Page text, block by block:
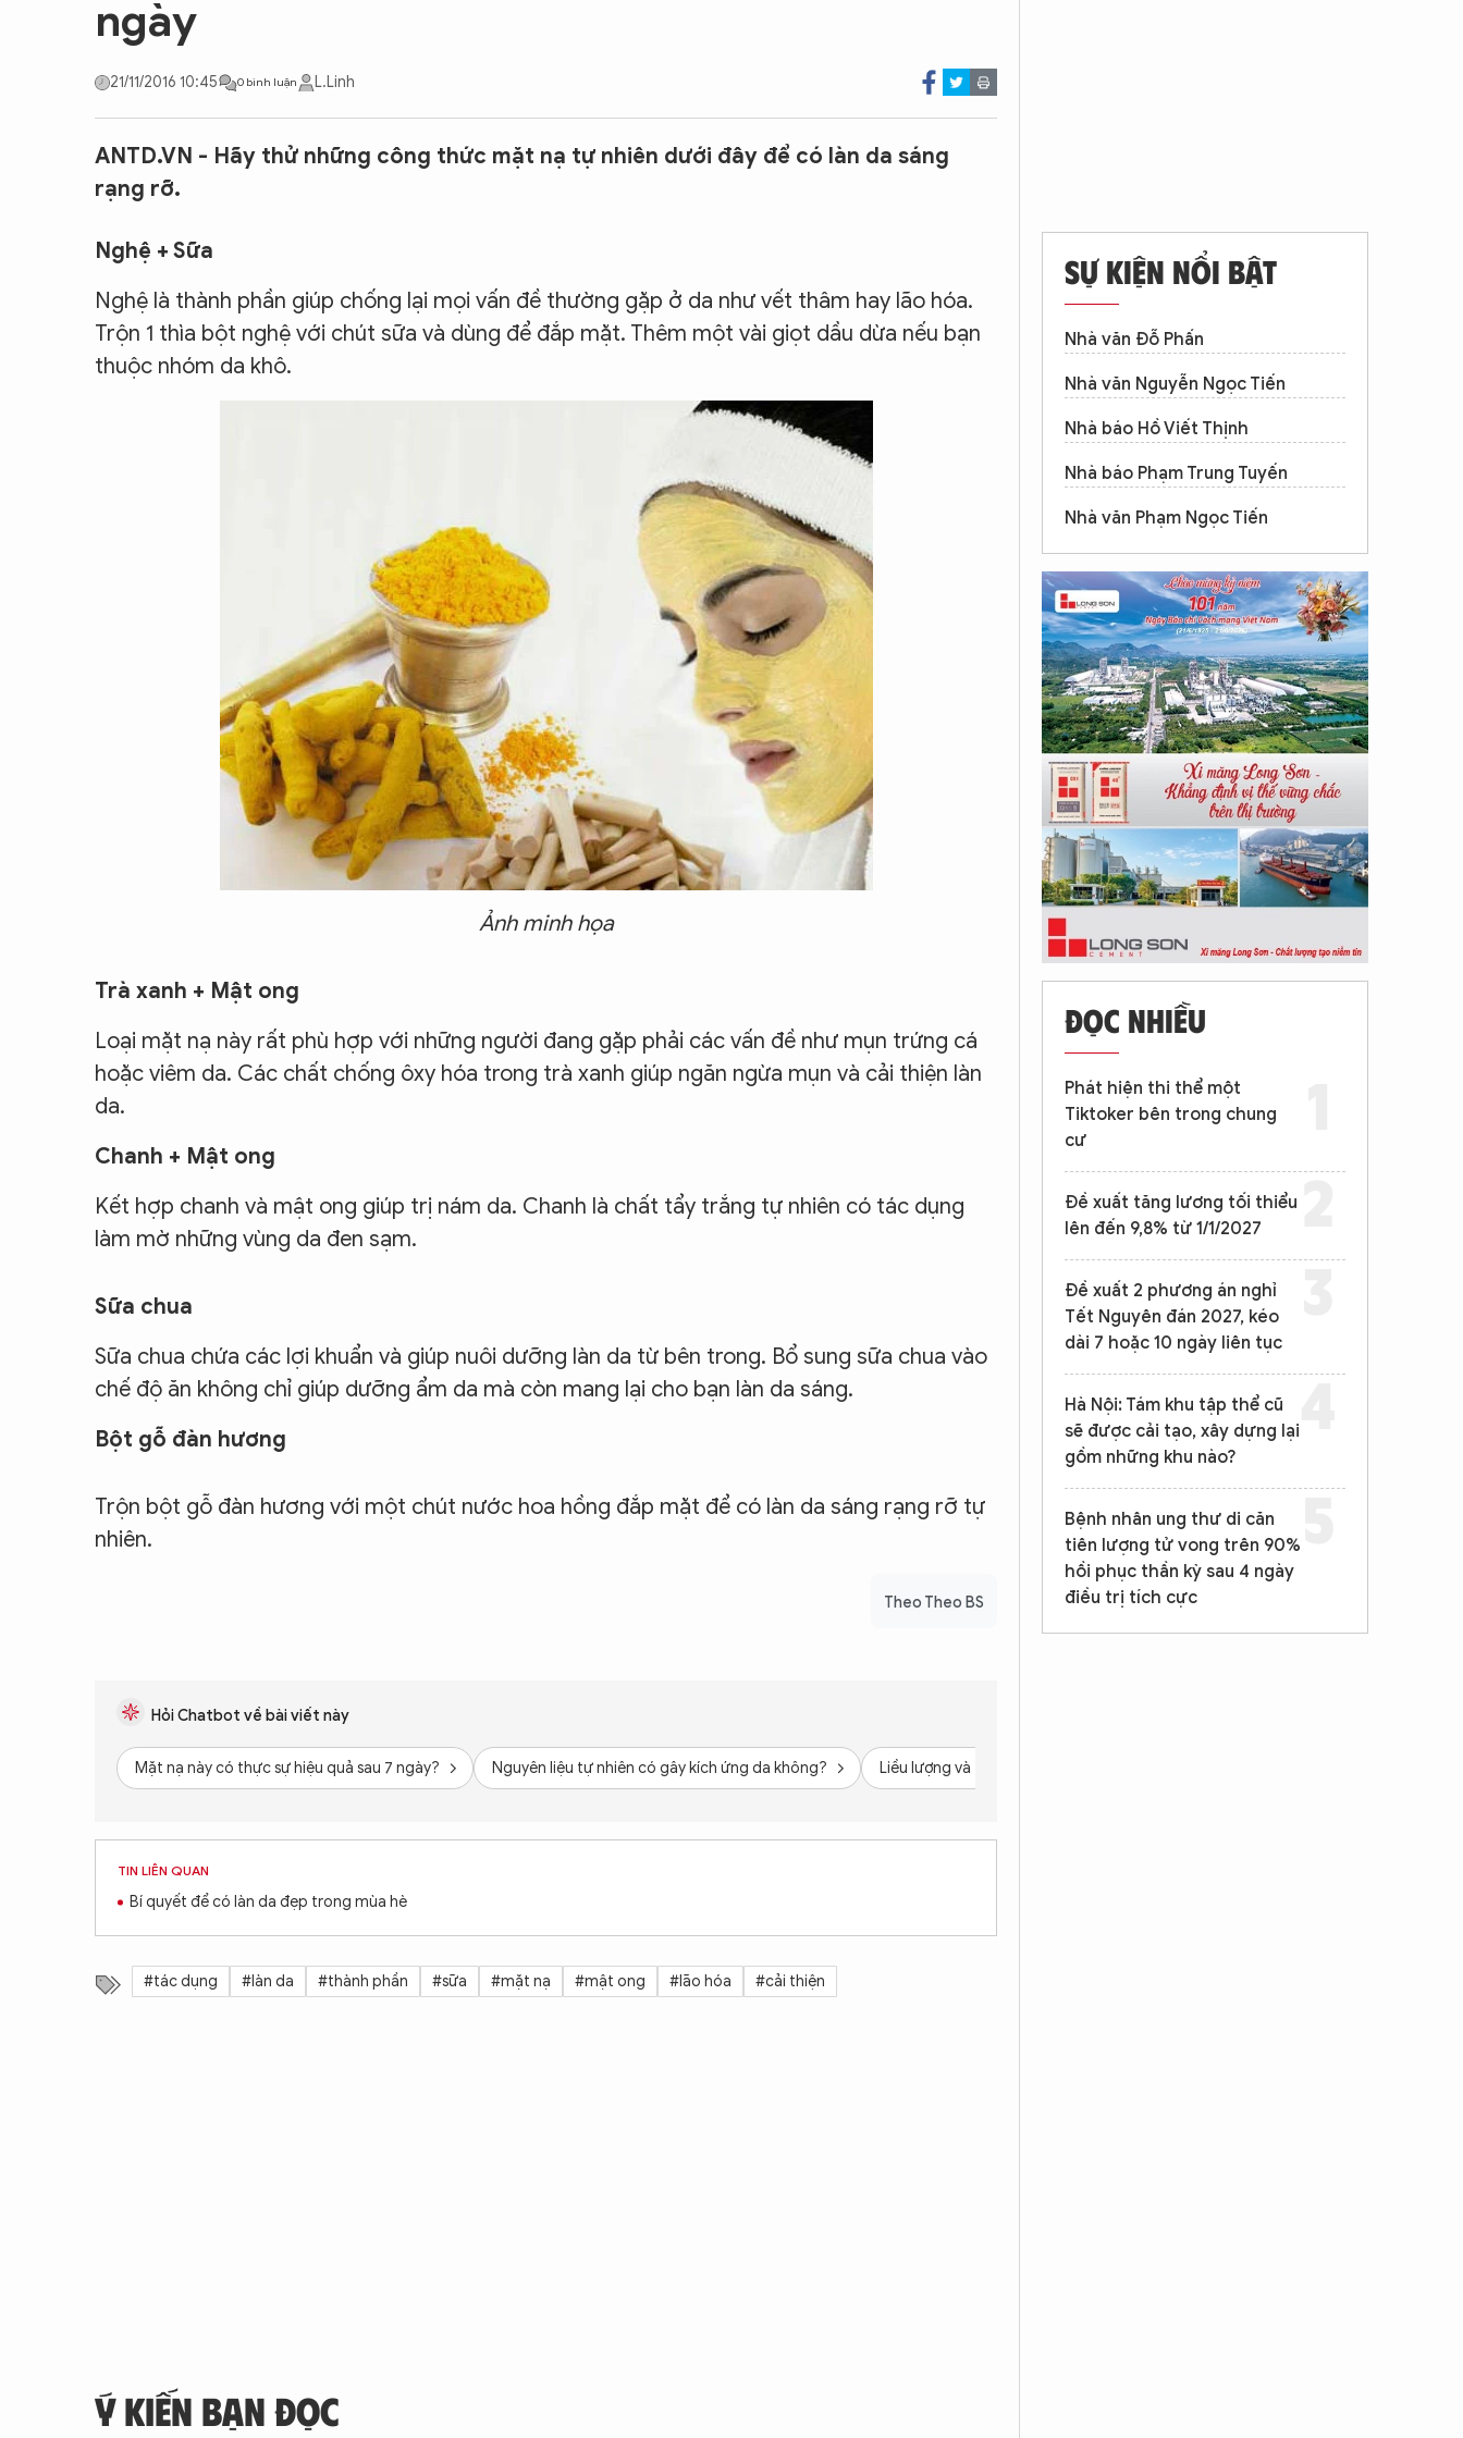
CON ĐƯỜNG KHỞI NGHIỆP
ngày
21/11/2016 10:45 0 bình luận L.Linh
ANTD.VN - Hãy thử những công thức mặt nạ tự nhiên dưới đây để có làn da sáng
rạng rỡ.
Nghệ + Sữa
Nghệ là thành phần giúp chống lại mọi vấn đề thường gặp ở da như vết thâm hay lão hóa.
Trộn 1 thìa bột nghệ với chút sữa và dùng để đắp mặt. Thêm một vài giọt dầu dừa nếu bạn
thuộc nhóm da khô.
Ảnh minh họa
Trà xanh + Mật ong
Loại mặt nạ này rất phù hợp với những người đang gặp phải các vấn đề như mụn trứng cá
hoặc viêm da. Các chất chống ôxy hóa trong trà xanh giúp ngăn ngừa mụn và cải thiện làn
da.
Chanh + Mật ong
Kết hợp chanh và mật ong giúp trị nám da. Chanh là chất tẩy trắng tự nhiên có tác dụng
làm mờ những vùng da đen sạm.
Sữa chua
Sữa chua chứa các lợi khuẩn và giúp nuôi dưỡng làn da từ bên trong. Bổ sung sữa chua vào
chế độ ăn không chỉ giúp dưỡng ẩm da mà còn mang lại cho bạn làn da sáng.
Bột gỗ đàn hương
Trộn bột gỗ đàn hương với một chút nước hoa hồng đắp mặt để có làn da sáng rạng rỡ tự
nhiên.
Theo Theo BS
Hỏi Chatbot về bài viết này
Mặt nạ này có thực sự hiệu quả sau 7 ngày? Nguyên liệu tự nhiên có gây kích ứng da không? Liều lượng và tần suất sử dụng mặt nạ là bao nhiêu?
TIN LIÊN QUAN
Bí quyết để có làn da đẹp trong mùa hè
#tác dụng #làn da #thành phần #sữa #mặt nạ #mật ong #lão hóa #cải thiện
Ý KIẾN BẠN ĐỌC
SỰ KIỆN NỔI BẬT
Nhà văn Đỗ Phấn
Nhà văn Nguyễn Ngọc Tiến
Nhà báo Hồ Viết Thịnh
Nhà báo Phạm Trung Tuyến
Nhà văn Phạm Ngọc Tiến
ĐỌC NHIỀU
Phát hiện thi thể một
Tiktoker bên trong chung
cư
Đề xuất tăng lương tối thiểu
lên đến 9,8% từ 1/1/2027
Đề xuất 2 phương án nghỉ
Tết Nguyên đán 2027, kéo
dài 7 hoặc 10 ngày liên tục
Hà Nội: Tám khu tập thể cũ
sẽ được cải tạo, xây dựng lại
gồm những khu nào?
Bệnh nhân ung thư di căn
tiên lượng tử vong trên 90%
hồi phục thần kỳ sau 4 ngày
điều trị tích cực